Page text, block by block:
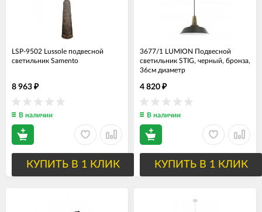
LSP-9502 Lussole подвесной
светильник Samento
8 963 ₽
В наличии
КУПИТЬ В 1 КЛИК
3677/1 LUMION Подвесной
светильник STIG, черный, бронза,
36см диаметр
4 820 ₽
В наличии
КУПИТЬ В 1 КЛИК